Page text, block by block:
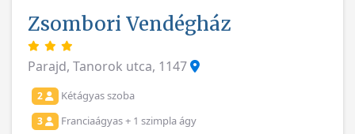
Zsombori Vendégház
Parajd, Tanorok utca, 1147
2 Kétágyas szoba
3 Franciaágyas + 1 szimpla ágy